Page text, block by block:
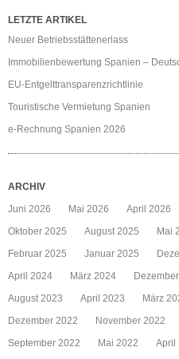
LETZTE ARTIKEL
Neuer Betriebsstättenerlass
Immobilienbewertung Spanien –
EU-Entgelttransparenzrichtlinie
Touristische Vermietung Spanien
e-Rechnung Spanien 2026
ARCHIV
Juni 2026
Mai 2026 April 2026
Oktober 2025
August 2025 Mai
Februar 2025
Januar 2025
April 2024
März 2024
August 2023
April 2023 März
Dezember 2022
November 2022
September 2022
Mai 2022 April